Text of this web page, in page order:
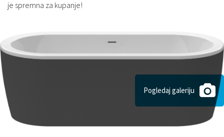
je spremna za kupanje!
Pogledaj galeriju